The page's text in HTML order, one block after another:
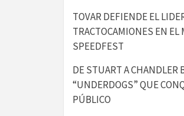
TOVAR DEFIENDE EL
TRACTOCAMIONES EN EL
SPEEDFEST
DE STUART A CHANDLER
“UNDERDOGS” QUE
PÚBLICO